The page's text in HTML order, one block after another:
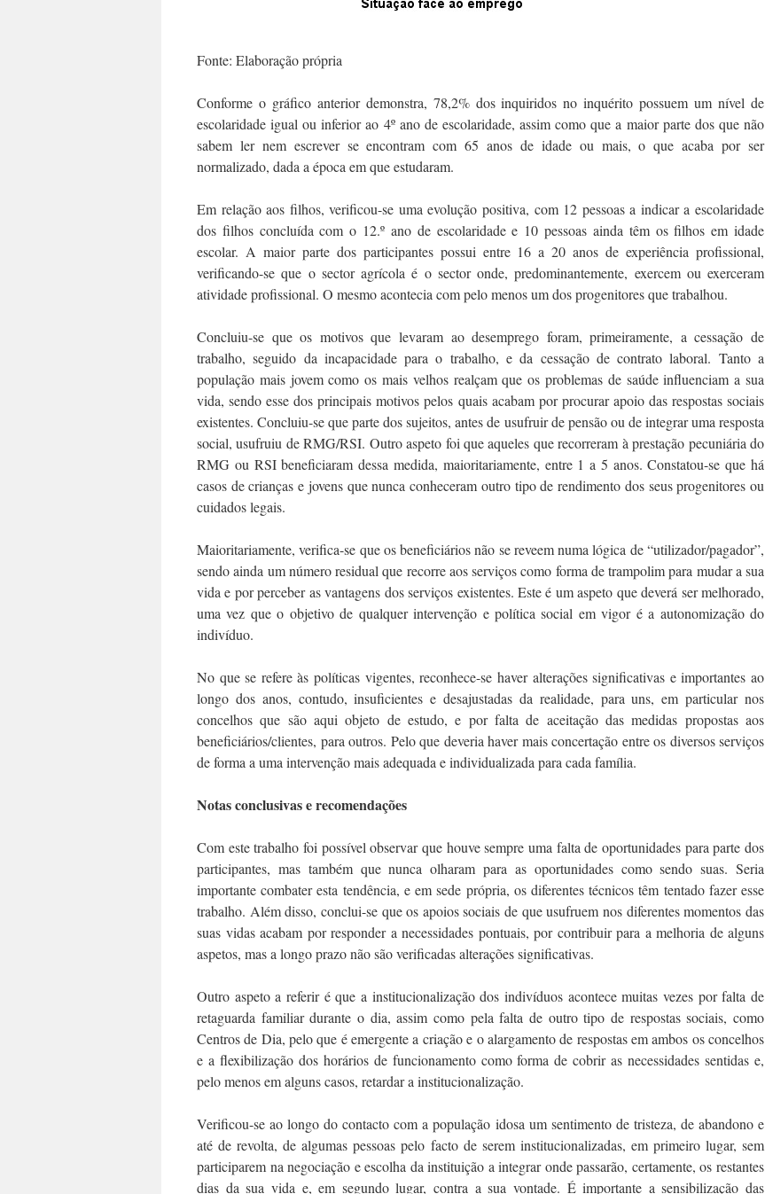
Fonte: Elaboração própria
Conforme o gráfico anterior demonstra, 78,2% dos inquiridos no inquérito possuem um nível de
escolaridade igual ou inferior ao 4º ano de escolaridade, assim como que a maior parte dos que não
sabem ler nem escrever se encontram com 65 anos de idade ou mais, o que acaba por ser
normalizado, dada a época em que estudaram.
Em relação aos filhos, verificou-se uma evolução positiva, com 12 pessoas a indicar a escolaridade
dos filhos concluída com o 12.º ano de escolaridade e 10 pessoas ainda têm os filhos em idade
escolar. A maior parte dos participantes possui entre 16 a 20 anos de experiência profissional,
verificando-se que o sector agrícola é o sector onde, predominantemente, exercem ou exerceram
atividade profissional. O mesmo acontecia com pelo menos um dos progenitores que trabalhou.
Concluiu-se que os motivos que levaram ao desemprego foram, primeiramente, a cessação de
trabalho, seguido da incapacidade para o trabalho, e da cessação de contrato laboral. Tanto a
população mais jovem como os mais velhos realçam que os problemas de saúde influenciam a sua
vida, sendo esse dos principais motivos pelos quais acabam por procurar apoio das respostas sociais
existentes. Concluiu-se que parte dos sujeitos, antes de usufruir de pensão ou de integrar uma resposta
social, usufruiu de RMG/RSI. Outro aspeto foi que aqueles que recorreram à prestação pecuniária do
RMG ou RSI beneficiaram dessa medida, maioritariamente, entre 1 a 5 anos. Constatou-se que há
casos de crianças e jovens que nunca conheceram outro tipo de rendimento dos seus progenitores ou
cuidados legais.
Maioritariamente, verifica-se que os beneficiários não se reveem numa lógica de “utilizador/pagador”,
sendo ainda um número residual que recorre aos serviços como forma de trampolim para mudar a sua
vida e por perceber as vantagens dos serviços existentes. Este é um aspeto que deverá ser melhorado,
uma vez que o objetivo de qualquer intervenção e política social em vigor é a autonomização do
indivíduo.
No que se refere às políticas vigentes, reconhece-se haver alterações significativas e importantes ao
longo dos anos, contudo, insuficientes e desajustadas da realidade, para uns, em particular nos
concelhos que são aqui objeto de estudo, e por falta de aceitação das medidas propostas aos
beneficiários/clientes, para outros. Pelo que deveria haver mais concertação entre os diversos serviços
de forma a uma intervenção mais adequada e individualizada para cada família.
Notas conclusivas e recomendações
Com este trabalho foi possível observar que houve sempre uma falta de oportunidades para parte dos
participantes, mas também que nunca olharam para as oportunidades como sendo suas. Seria
importante combater esta tendência, e em sede própria, os diferentes técnicos têm tentado fazer esse
trabalho. Além disso, conclui-se que os apoios sociais de que usufruem nos diferentes momentos das
suas vidas acabam por responder a necessidades pontuais, por contribuir para a melhoria de alguns
aspetos, mas a longo prazo não são verificadas alterações significativas.
Outro aspeto a referir é que a institucionalização dos indivíduos acontece muitas vezes por falta de
retaguarda familiar durante o dia, assim como pela falta de outro tipo de respostas sociais, como
Centros de Dia, pelo que é emergente a criação e o alargamento de respostas em ambos os concelhos
e a flexibilização dos horários de funcionamento como forma de cobrir as necessidades sentidas e,
pelo menos em alguns casos, retardar a institucionalização.
Verificou-se ao longo do contacto com a população idosa um sentimento de tristeza, de abandono e
até de revolta, de algumas pessoas pelo facto de serem institucionalizadas, em primeiro lugar, sem
participarem na negociação e escolha da instituição a integrar onde passarão, certamente, os restantes
dias da sua vida e, em segundo lugar, contra a sua vontade. É importante a sensibilização das